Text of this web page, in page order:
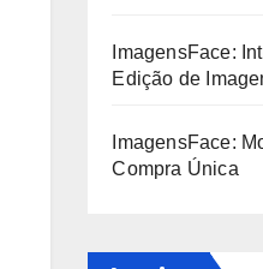
ImagensFace:
Edição de
ImagensFace:
Compra Única